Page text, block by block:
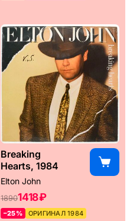
Breaking
Hearts, 1984
Elton John
18901418 ₽
–25% ОРИГИНАЛ 1984